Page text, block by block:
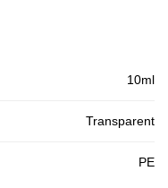
10ml
Transparent
PE